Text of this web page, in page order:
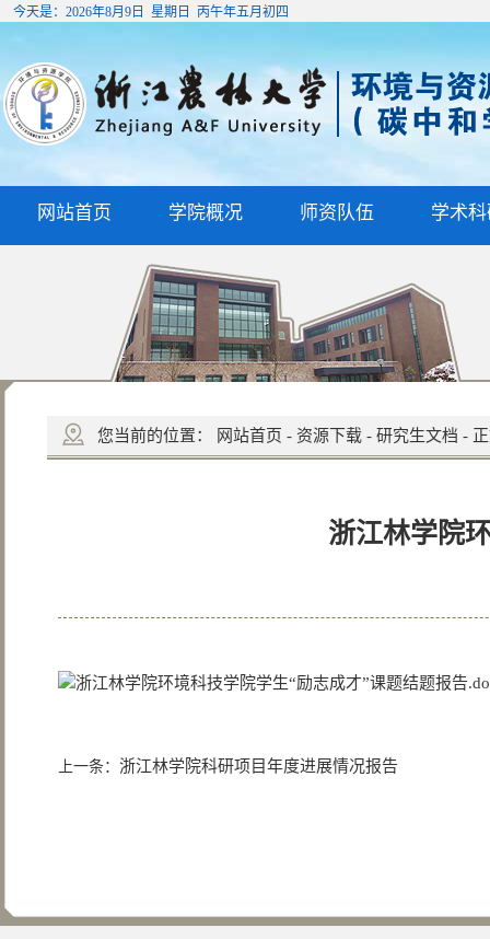
今天是： 2026年8月9日 星期日 丙午年五月初四
网站首页 学院概况 师资队伍 学术
您当前的位置： 网站首页 - 资源下载- 研究生文档 -
浙江林学院
浙江林学院环境科技学院学生“励志成才”课题结题报告
上一条： 浙江林学院科研项目年度进展情况报告